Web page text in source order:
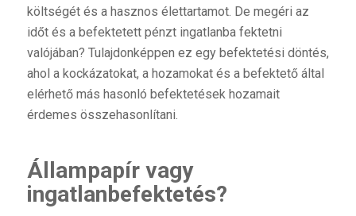
költségét és a hasznos élettartamot. De megéri az
időt és a befektetett pénzt ingatlanba fektetni
valójában? Tulajdonképpen ez egy befektetési döntés,
ahol a kockázatokat, a hozamokat és a befektető által
elérhető más hasonló befektetések hozamait
érdemes összehasonlítani.
Állampapír vagy
ingatlanbefektetés?